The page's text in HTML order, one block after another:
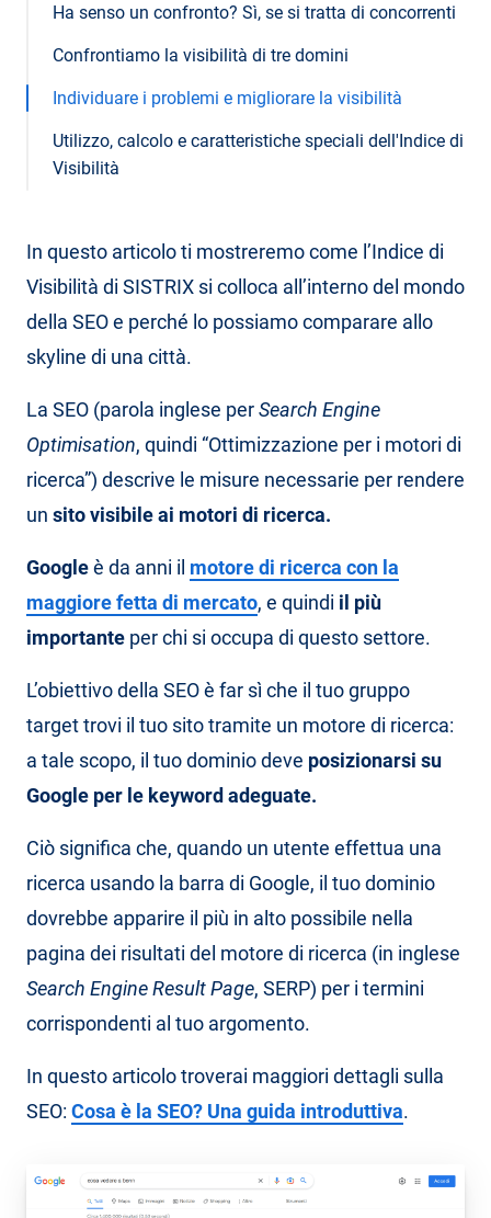
Ha senso un confronto? Sì, se si tratta di concorrenti
Confrontiamo la visibilità di tre domini
Individuare i problemi e migliorare la visibilità
Utilizzo, calcolo e caratteristiche speciali dell'Indice di
Visibilità
In questo articolo ti mostreremo come l’Indice di
Visibilità di SISTRIX si colloca all’interno del mondo
della SEO e perché lo possiamo comparare allo
skyline di una città.
La SEO (parola inglese perSearch Engine
Optimisation, quindi “Ottimizzazione per i motori di
ricerca”) descrive le misure necessarie per rendere
un sito visibile ai motori di ricerca.
Googleè da anni il motore di ricerca con la
maggiore fetta di mercato, e quindi il più
importante per chi si occupa di questo settore.
L’obiettivo della SEO è far sì che il tuo gruppo
target trovi il tuo sito tramite un motore di ricerca:
a tale scopo, il tuo dominio deve posizionarsi su
Google per le keyword adeguate.
Ciò significa che, quando un utente effettua una
ricerca usando la barra di Google, il tuo dominio
dovrebbe apparire il più in alto possibile nella
pagina dei risultati del motore di ricerca (in inglese
Search Engine Result Page, SERP) per i termini
corrispondenti al tuo argomento.
In questo articolo troverai maggiori dettagli sulla
SEO: Cosa è la SEO? Una guida introduttiva.